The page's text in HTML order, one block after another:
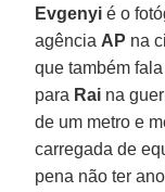
Evgenyi é o
agência AP na
que também
para Rai na
de um metro e
carregada de
pena não ter